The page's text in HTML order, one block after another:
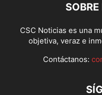
CSC Noticias es una
objetiva, veraz e
Contáctanos: